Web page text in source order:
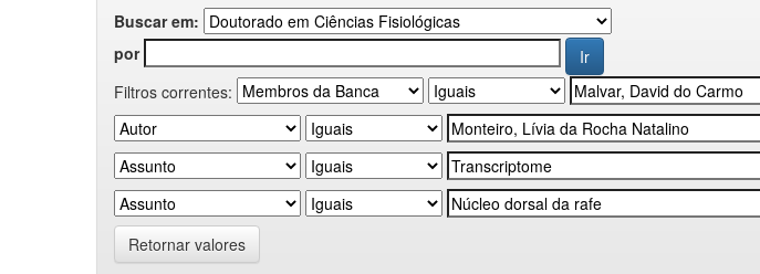
Buscar em:
por
Filtros correntes:
Retornar valores